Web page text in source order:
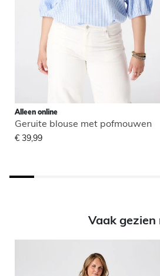
Alleen online
Geruite blouse met pofmouwen
€ 39,99
Vaak gezien